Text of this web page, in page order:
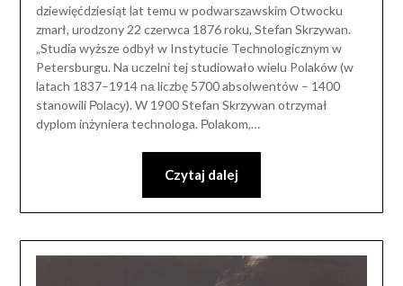
dziewięćdziesiąt lat temu w podwarszawskim Otwocku
zmarł, urodzony 22 czerwca 1876 roku, Stefan Skrzywan.
„Studia wyższe odbył w Instytucie Technologicznym w
Petersburgu. Na uczelni tej studiowało wielu Polaków (w
latach 1837–1914 nа liczbę 5700 absolwentów – 1400
stanowili Роlасу). W 1900 Stefan Skrzywan otrzymał
dyplom inżyniera technologa. Роlаkоm,…
Czytaj dalej